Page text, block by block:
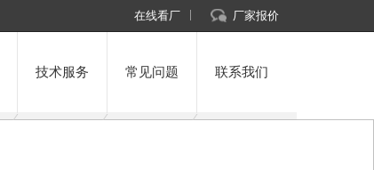
在线看厂 厂家报价
技术服务 常见问题 联系我们